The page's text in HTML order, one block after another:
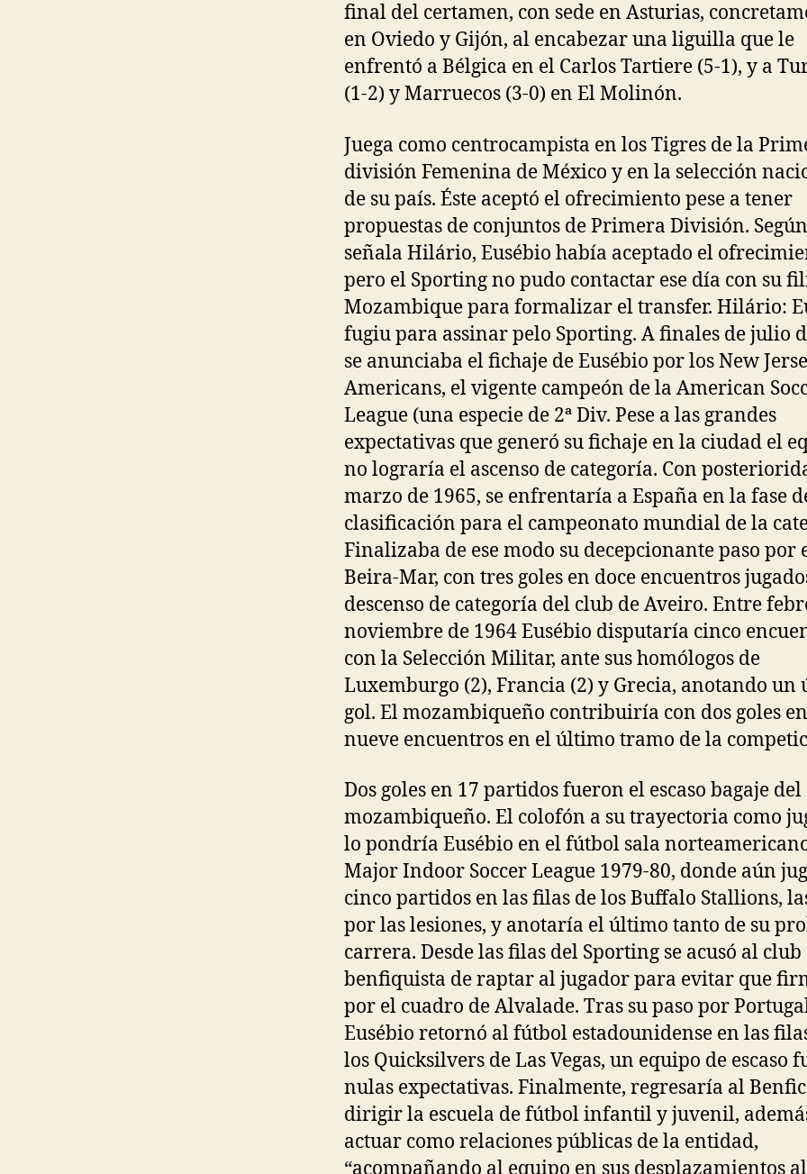
final del certamen, con sede en Asturias,
en Oviedo y Gijón, al encabezar una liguilla que le
enfrentó a Bélgica en el Carlos Tartiere (5-1), y a
(1-2) y Marruecos (3-0) en El Molinón.
Juega como centrocampista en los Tigres de la
división Femenina de México y en la selección
de su país. Éste aceptó el ofrecimiento pese a tener
propuestas de conjuntos de Primera División. Según
señala Hilário, Eusébio había aceptado el
pero el Sporting no pudo contactar ese día con su
Mozambique para formalizar el transfer. Hilário:
fugiu para assinar pelo Sporting. A finales de julio
se anunciaba el fichaje de Eusébio por los New
Americans, el vigente campeón de la American
League (una especie de 2ª Div. Pese a las grandes
expectativas que generó su fichaje en la ciudad el
no lograría el ascenso de categoría. Con
marzo de 1965, se enfrentaría a España en la fase
clasificación para el campeonato mundial de la
Finalizaba de ese modo su decepcionante paso por
Beira-Mar, con tres goles en doce encuentros
descenso de categoría del club de Aveiro. Entre
noviembre de 1964 Eusébio disputaría cinco
con la Selección Militar, ante sus homólogos de
Luxemburgo (2), Francia (2) y Grecia, anotando un
gol. El mozambiqueño contribuiría con dos goles en
nueve encuentros en el último tramo de la
Dos goles en 17 partidos fueron el escaso bagaje del
mozambiqueño. El colofón a su trayectoria como
lo pondría Eusébio en el fútbol sala
Major Indoor Soccer League 1979-80, donde aún
cinco partidos en las filas de los Buffalo Stallions,
por las lesiones, y anotaría el último tanto de su
carrera. Desde las filas del Sporting se acusó al club
benfiquista de raptar al jugador para evitar que
por el cuadro de Alvalade. Tras su paso por
Eusébio retornó al fútbol estadounidense en las
los Quicksilvers de Las Vegas, un equipo de escaso
nulas expectativas. Finalmente, regresaría al
dirigir la escuela de fútbol infantil y juvenil,
actuar como relaciones públicas de la entidad,
“acompañando al equipo en sus desplazamientos al